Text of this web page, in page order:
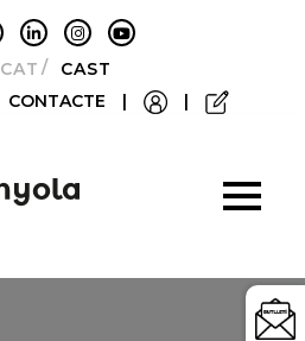
CATALÀCASTELLANO
CONTACTE | |